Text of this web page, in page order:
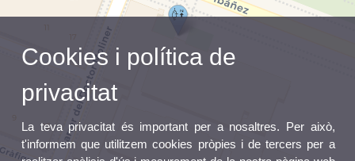
Cookies i política de
privacitat
La teva privacitat és important per a nosaltres. Per això,
t'informem que utilitzem cookies pròpies i de tercers per a